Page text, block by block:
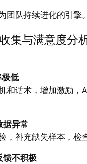
团队持续进化的引擎。
集与满意度分
极低
和话术，增加激励，
据异常
，补充缺失样本，检
馈不积极